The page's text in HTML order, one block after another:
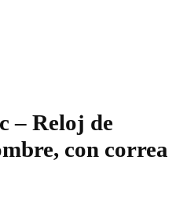
– Reloj de
con correa